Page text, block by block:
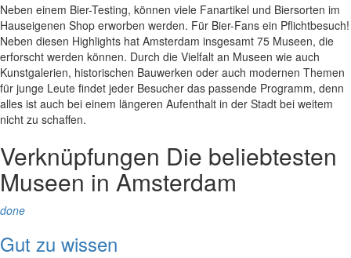
Neben einem Bier-Testing, können viele Fanartikel und Biersorten im
Hauseigenen Shop erworben werden. Für Bier-Fans ein Pflichtbesuch!
Neben diesen Highlights hat Amsterdam insgesamt 75 Museen, die
erforscht werden können. Durch die Vielfalt an Museen wie auch
Kunstgalerien, historischen Bauwerken oder auch modernen Themen
für junge Leute findet jeder Besucher das passende Programm, denn
alles ist auch bei einem längeren Aufenthalt in der Stadt bei weitem
nicht zu schaffen.
Verknüpfungen Die beliebtesten
Museen in Amsterdam
done
Gut zu wissen